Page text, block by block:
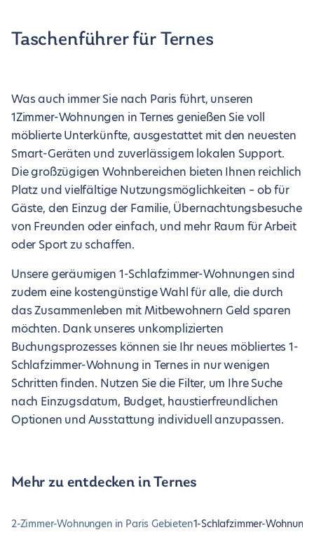
Taschenführer für Ternes
Was auch immer Sie nach Paris führt, unseren
1Zimmer-Wohnungen in Ternes genießen Sie voll
möblierte Unterkünfte, ausgestattet mit den neuesten
Smart-Geräten und zuverlässigem lokalen Support.
Die großzügigen Wohnbereichen bieten Ihnen reichlich
Platz und vielfältige Nutzungsmöglichkeiten – ob für
Gäste, den Einzug der Familie, Übernachtungsbesuche
von Freunden oder einfach, und mehr Raum für Arbeit
oder Sport zu schaffen.
Unsere geräumigen 1-Schlafzimmer-Wohnungen sind
zudem eine kostengünstige Wahl für alle, die durch
das Zusammenleben mit Mitbewohnern Geld sparen
möchten. Dank unseres unkomplizierten
Buchungsprozesses können sie Ihr neues möbliertes 1-
Schlafzimmer-Wohnung in Ternes in nur wenigen
Schritten finden. Nutzen Sie die Filter, um Ihre Suche
nach Einzugsdatum, Budget, haustierfreundlichen
Optionen und Ausstattung individuell anzupassen.
Mehr zu entdecken in Ternes
2-Zimmer-Wohnungen in Paris Gebieten1-Schlafzimmer-